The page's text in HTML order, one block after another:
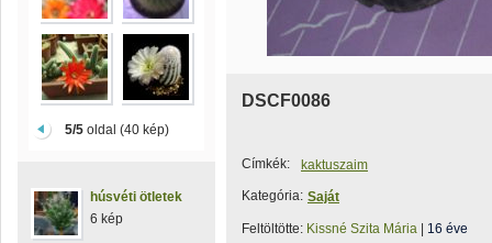
5/5oldal (40 kép)
húsvéti ötletek
6 kép
DSCF0086
Címkék:
kaktuszaim
Kategória: Saját
Feltöltötte: Kissné Szita Mária 16 éve